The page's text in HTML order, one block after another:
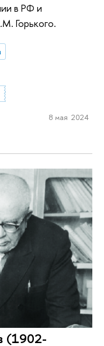
в РФ и
Горького.
8 мая 2024
(1902-